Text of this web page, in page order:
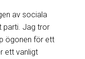
av sociala
parti. Jag tror
ögonen för ett
ett vanligt